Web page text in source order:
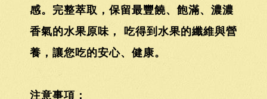
感。完整萃取，保留最豐饒、飽滿、濃濃
香氣的水果原味， 吃得到水果的纖維與營
養，讓您吃的安心、健康。
注意事項：